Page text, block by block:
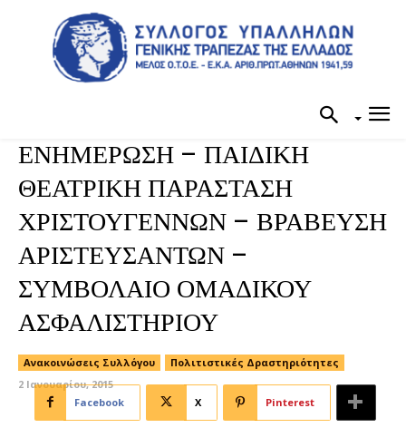
ΕΝΗΜΕΡΩΣΗ – ΠΑΙΔΙΚΗ
ΘΕΑΤΡΙΚΗ ΠΑΡΑΣΤΑΣΗ
ΧΡΙΣΤΟΥΓΕΝΝΩΝ – ΒΡΑΒΕΥΣΗ
ΑΡΙΣΤΕΥΣΑΝΤΩΝ –
ΣΥΜΒΟΛΑΙΟ ΟΜΑΔΙΚΟΥ
ΑΣΦΑΛΙΣΤΗΡΙΟΥ
Ανακοινώσεις Συλλόγου
Πολιτιστικές Δραστηριότητες
2 Ιανουαρίου, 2015
Facebook
X Pinterest